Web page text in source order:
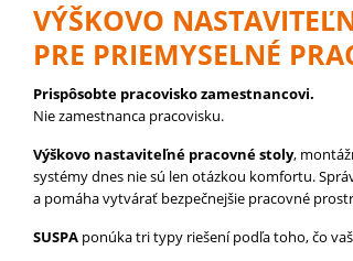
VÝŠKOVO
PRE PRIEMYSELNÉ
Prispôsobte pracovisko zamestnancovi.
Nie zamestnanca pracovisku.
Výškovo nastaviteľné pracovné stoly,
systémy dnes nie sú len otázkou komfortu.
a pomáha vytvárať bezpečnejšie pracovné
SUSPA ponúka tri typy riešení podľa toho, čo